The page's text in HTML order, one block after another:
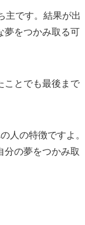
主です。結果が出
夢をつかみ取る可
ことでも最後まで
人の特徴ですよ。
の夢をつかみ取